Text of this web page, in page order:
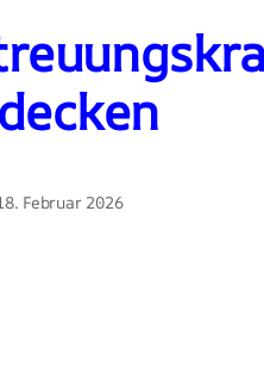
Februar 2026